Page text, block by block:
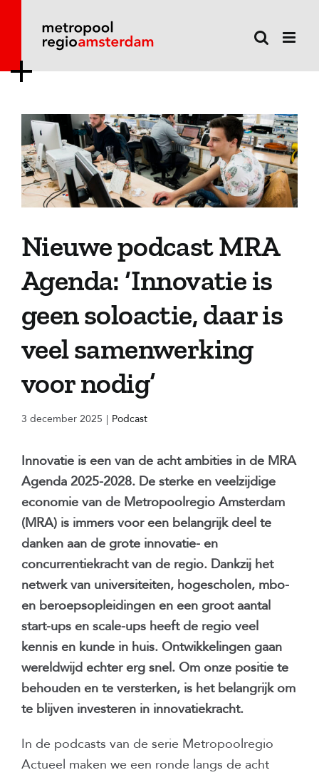
Nieuwe podcast MRA
Agenda: ‘Innovatie is
geen soloactie, daar is
veel samenwerking
voor nodig’
3 december 2025 | Podcast
Innovatie is een van de acht ambities in de MRA
Agenda 2025-2028. De sterke en veelzijdige
economie van de Metropoolregio Amsterdam
(MRA) is immers voor een belangrijk deel te
danken aan de grote innovatie- en
concurrentiekracht van de regio. Dankzij het
netwerk van universiteiten, hogescholen, mbo-
en beroepsopleidingen en een groot aantal
start-ups en scale-ups heeft de regio veel
kennis en kunde in huis. Ontwikkelingen gaan
wereldwijd echter erg snel. Om onze positie te
behouden en te versterken, is het belangrijk om
te blijven investeren in innovatiekracht.
In de podcasts van de serie Metropoolregio
Actueel maken we een ronde langs de acht